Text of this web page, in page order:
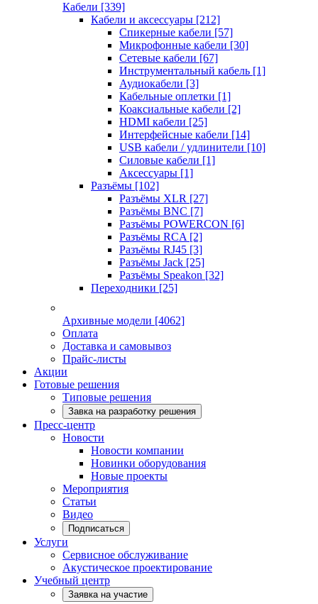
Кабели [339]
Кабели и аксессуары [212]
Спикерные кабели [57]
Микрофонные кабели [30]
Сетевые кабели [67]
Инструментальный кабель [1]
Аудиокабели [3]
Кабельные оплетки [1]
Коаксиальные кабели [2]
HDMI кабели [25]
Интерфейсные кабели [14]
USB кабели / удлинители [10]
Силовые кабели [1]
Аксессуары [1]
Разъёмы [102]
Разъёмы XLR [27]
Разъёмы BNC [7]
Разъёмы POWERCON [6]
Разъёмы RCA [2]
Разъёмы RJ45 [3]
Разъёмы Jack [25]
Разъёмы Speakon [32]
Переходники [25]
Архивные модели [4062]
Оплата
Доставка и самовывоз
Прайс-листы
Акции
Готовые решения
Типовые решения
Завка на разработку решения
Пресс-центр
Новости
Новости компании
Новинки оборудования
Новые проекты
Мероприятия
Статьи
Видео
Подписаться
Услуги
Сервисное обслуживание
Акустическое проектирование
Учебный центр
Заявка на участие